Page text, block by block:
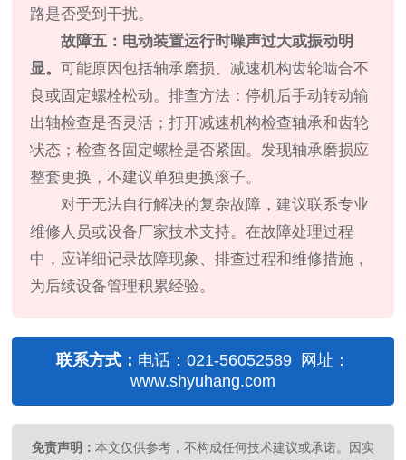
路是否受到干扰。
故障五：电动装置运行时噪声过大或振动明
显。 可能原因包括轴承磨损、减速机构齿轮啮合不
良或固定螺栓松动。排查方法：停机后手动转动输
出轴检查是否灵活；打开减速机构检查轴承和齿轮
状态；检查各固定螺栓是否紧固。发现轴承磨损应
整套更换，不建议单独更换滚子。
对于无法自行解决的复杂故障，建议联系专业
维修人员或设备厂家技术支持。在故障处理过程
中，应详细记录故障现象、排查过程和维修措施，
为后续设备管理积累经验。
联系方式： 电话：021-56052589 网址：
www.shyuhang.com
免责声明： 本文仅供参考，不构成任何技术建议或承诺。因实